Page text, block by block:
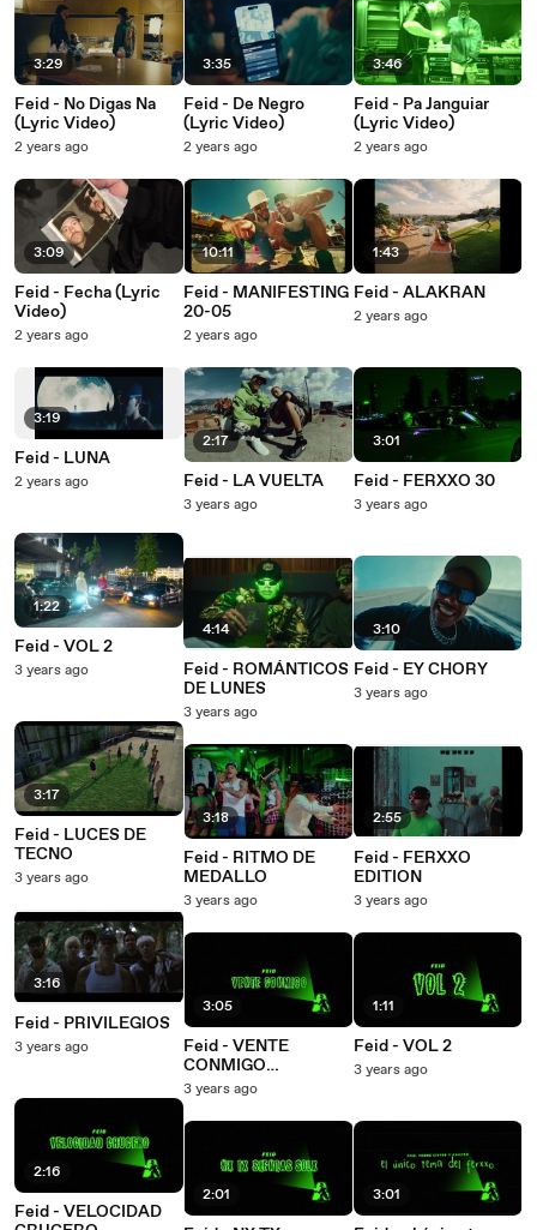
3:29
Feid - No Digas Na
(Lyric Video)
2 years ago
3:09
Feid - Fecha (Lyric
Video)
2 years ago
3:19
Feid - LUNA
2 years ago
1:22
Feid - VOL 2
3 years ago
3:17
Feid - LUCES DE
TECNO
3 years ago
3:16
Feid - PRIVILEGIOS
3 years ago
2:16
Feid - VELOCIDAD
3:35
Feid - De Negro
(Lyric Video)
2 years ago
10:11
Feid - MANIFESTING
20-05
2 years ago
2:17
Feid - LA VUELTA
3 years ago
4:14
Feid - ROMÁNTICOS
DE LUNES
3 years ago
3:18
Feid - RITMO DE
MEDALLO
3 years ago
3:05
Feid - VENTE
CONMIGO
(Animated)
3 years ago
2:01
3:46
Feid - Pa Janguiar
(Lyric Video)
2 years ago
1:43
Feid - ALAKRAN
2 years ago
3:01
Feid - FERXXO 30
3 years ago
3:10
Feid - EY CHORY
3 years ago
2:55
Feid - FERXXO
EDITION
3 years ago
1:11
Feid - VOL 2
3 years ago
3:01